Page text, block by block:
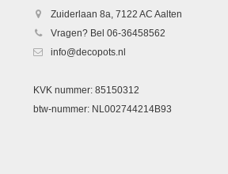
Zuiderlaan 8a, 7122 AC Aalten
Vragen? Bel 06-36458562
info@decopots.nl
KVK nummer: 85150312
btw-nummer: NL002744214B93